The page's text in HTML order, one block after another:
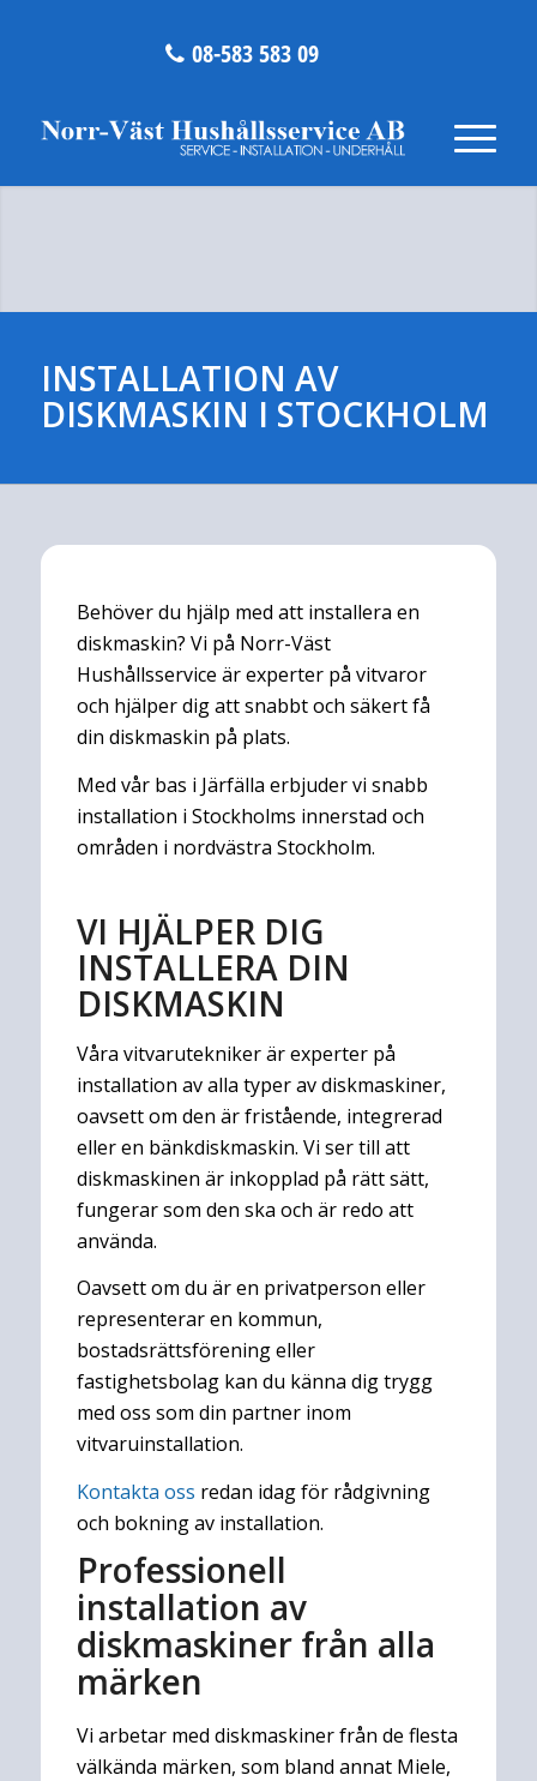
08-583 583 09
INSTALLATION AV
DISKMASKIN I STOCKHOLM
Behöver du hjälp med att installera en
diskmaskin? Vi på Norr-Väst
Hushållsservice är experter på vitvaror
och hjälper dig att snabbt och säkert få
din diskmaskin på plats.
​​Med vår bas i Järfälla erbjuder vi snabb
installation i Stockholms innerstad och
områden i nordvästra Stockholm.
VI HJÄLPER DIG
INSTALLERA DIN
DISKMASKIN
Våra vitvarutekniker är experter på
installation av alla typer av diskmaskiner,
oavsett om den är fristående, integrerad
eller en bänkdiskmaskin. Vi ser till att
diskmaskinen är inkopplad på rätt sätt,
fungerar som den ska och är redo att
använda.
Oavsett om du är en privatperson eller
representerar en kommun,
bostadsrättsförening eller
fastighetsbolag kan du känna dig trygg
med oss som din partner inom
vitvaruinstallation.
Kontakta oss redan idag för rådgivning
och bokning av installation.
Professionell
installation av
diskmaskiner från alla
märken
Vi arbetar med diskmaskiner från de flesta
välkända märken, som bland annat Miele,